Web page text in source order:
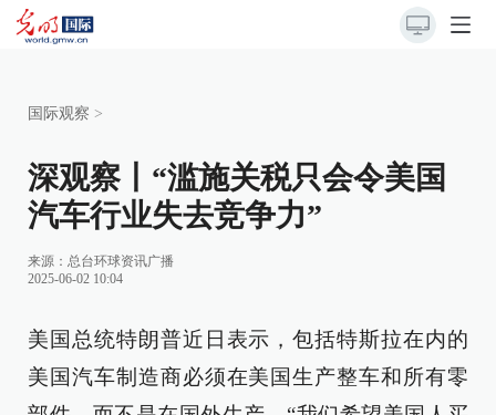
国际观察 >
深观察丨“滥施关税只会令美国
汽车行业失去竞争力”
来源： 总台环球资讯广播
2025-06-02 10:04
美国总统特朗普近日表示，包括特斯拉在内的
美国汽车制造商必须在美国生产整车和所有零